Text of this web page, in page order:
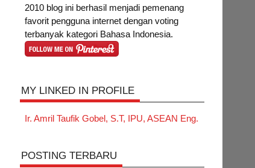
2010 blog ini berhasil menjadi pemenang
favorit pengguna internet dengan voting
terbanyak kategori Bahasa Indonesia.
MY LINKED IN PROFILE
Ir. Amril Taufik Gobel, S.T, IPU, ASEAN Eng.
POSTING TERBARU